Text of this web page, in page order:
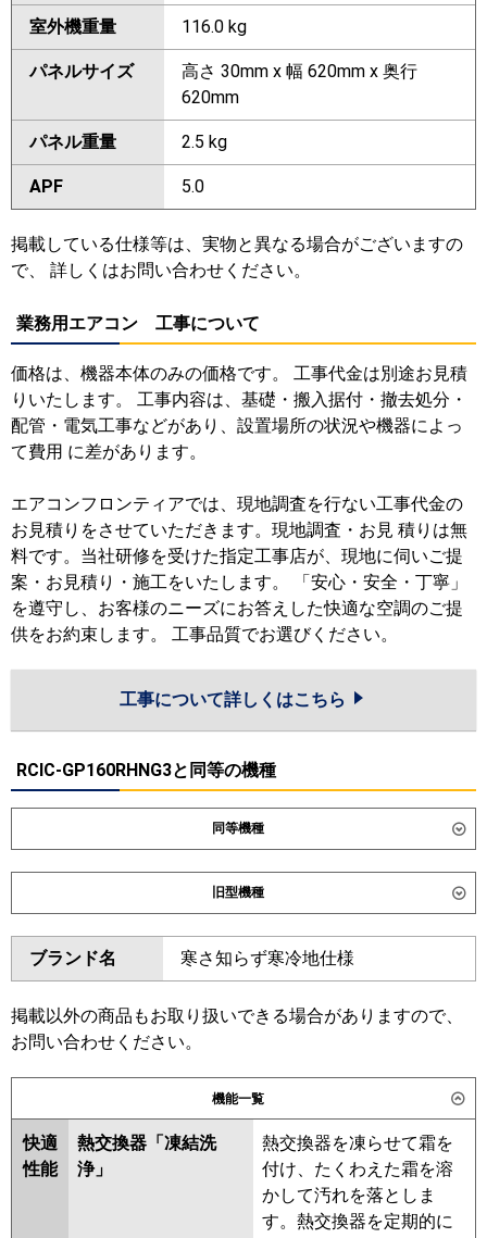
室外機重量 116.0 kg
パネルサイズ
高さ 30mm x 幅 620mm x 奥行
620mm
パネル重量 2.5 kg
APF 5.0
掲載している仕様等は、実物と異なる場合がございますの
で、 詳しくはお問い合わせください。
業務用エアコン 工事について
価格は、機器本体のみの価格です。 工事代金は別途お見積
りいたします。 工事内容は、基礎・搬入据付・撤去処分・
配管・電気工事などがあり、設置場所の状況や機器によっ
て費用 に差があります。
エアコンフロンティアでは、現地調査を行ない工事代金の
お見積りをさせていただきます。現地調査・お見 積りは無
料です。当社研修を受けた指定工事店が、現地に伺いご提
案・お見積り・施工をいたします。 「安心・安全・丁寧」
を遵守し、お客様のニーズにお答えした快適な空調のご提
供をお約束します。 工事品質でお選びください。
工事について詳しくはこちら
RCIC-GP160RHNG3と同等の機種
同等機種
ダイキン SZRN160CNM SZRN160CM
東芝
三菱電機 PLZT-HRMP160GF6 PLZT-
HRMP160G6
日立 RCIC-GP160RHNG4 RCIC-
GP160RSHG4
パナソニック
旧型機種
ダイキン SZRN160BYM SZRN160BYNM
SZRN160BJM SZRN160BJNM
SZRN160BFM SZRN160BFNM
東芝
三菱電機 PLZT-HRMP160G5 PLZT-
HRMP160GF5
HRMP160GF4
PLZT-HRMP160GF3 PLZT-
HRMP160G3 PLZT-HRMP160GF2
PLZT-HRMP160G2 PLZT-
HRMP160GFZ
PLZT-HRMP160GZ
ブランド名 寒さ知らず寒冷地仕様
掲載以外の商品もお取り扱いできる場合がありますので、
お問い合わせください。
機能一覧
快適
性能
熱交換器「凍結洗
浄」
熱交換器を凍らせて霜を
付け、たくわえた霜を溶
かして汚れを落としま
す。熱交換器を定期的に